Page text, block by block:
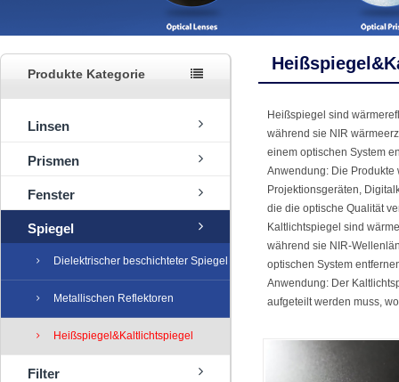
Produkte Kategorie
Linsen
Prismen
Fenster
Spiegel
Dielektrischer beschichteter Spiegel
Metallischen Reflektoren
Heißspiegel&Kaltlichtspiegel
Filter
Heißspiegel sind
während sie NIR
einem optischen System
Anwendung: Die Produkte
Projektionsgeräten,
die die optische Qualität
Kaltlichtspiegel sind
während sie NIR-
optischen System
Anwendung: Der
aufgeteilt werden muss,